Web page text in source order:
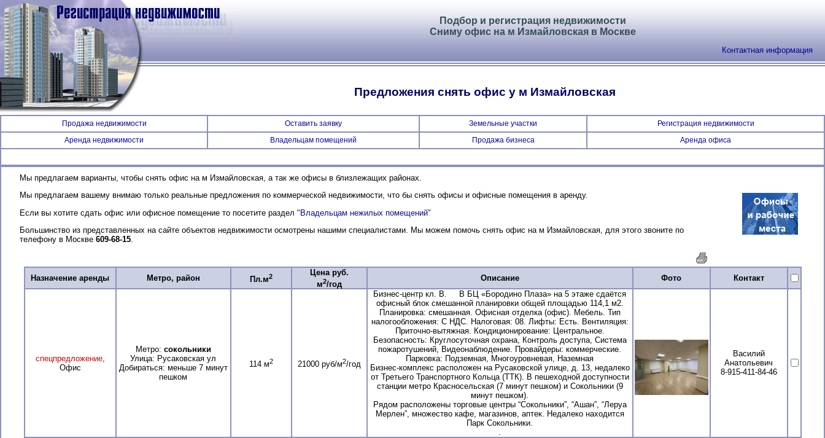
Подбор и регистрация недвижимости
Сниму офис на м Измайловская в Москве
Контактная информация
Предложения снять офис у м Измайловская
Продажа недвижимости Оставить заявку Земельные участки
Регистрация недвижимости
Аренда недвижимости
Владельцам помещений Продажа бизнеса Аренда офиса
Мы предлагаем варианты, чтобы снять офис на м Измайловская, а так же офисы в близлежащих районах.
Мы предлагаем вашему внимаю только реальные предложения по коммерческой недвижимости, что бы снять офисы и офисные помещения в аренду.
Если вы хотите сдать офис или офисное помещение то посетите раздел "Владельцам нежилых помещений"
Большинство из представленных на сайте объектов недвижимости осмотрены нашими специалистами. Мы можем помочь снять офис на м Измайловская, для этого звоните по
телефону в Москве 609-68-15
Назначение аренды Метро, район Пл.м2
Цена руб.
м2/год
Описание Фото Контакт
спецпредложение,
Офис
Метро: сокольники
Улица: Русаковская ул
Добираться: меньше 7 минут
пешком
114 м2 21000 руб/м2/год
Бизнес-центр кл. В. В БЦ «Бородино Плаза» на 5 этаже сдаётся
офисный блок смешанной планировки общей площадью 114,1 м2.
Планировка: смешанная. Офисная отделка (офис). Мебель. Тип
налогообложения: С НДС. Налоговая: 08. Лифты: Есть. Вентиляция:
Приточно-вытяжная. Кондиционирование: Центральное.
Безопасность: Круглосуточная охрана, Контроль доступа, Система
пожаротушений, Видеонаблюдение. Провайдеры: коммерческие.
Парковка: Подземная, Многоуровневая, Наземная
Бизнес-комплекс расположен на Русаковской улице, д. 13, недалеко
от Третьего Транспортного Кольца (ТТК). В пешеходной доступности
станции метро Красносельская (7 минут пешком) и Сокольники (9
минут пешком).
Рядом расположены торговые центры “Сокольники”, “Ашан”, “Леруа
Мерлен”, множество кафе, магазинов, аптек. Недалеко находится
Парк Сокольники.
.
Василий
Анатольевич
8-915-411-84-46